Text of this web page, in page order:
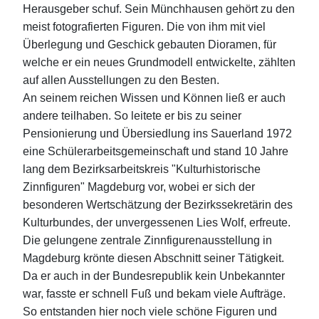
Herausgeber schuf. Sein Münchhausen gehört zu den
meist fotografierten Figuren. Die von ihm mit viel
Überlegung und Geschick gebauten Dioramen, für
welche er ein neues Grundmodell entwickelte, zählten
auf allen Ausstellungen zu den Besten.
An seinem reichen Wissen und Können ließ er auch
andere teilhaben. So leitete er bis zu seiner
Pensionierung und Übersiedlung ins Sauerland 1972
eine Schülerarbeitsgemeinschaft und stand 10 Jahre
lang dem Bezirksarbeitskreis "Kulturhistorische
Zinnfiguren" Magdeburg vor, wobei er sich der
besonderen Wertschätzung der Bezirkssekretärin des
Kulturbundes, der unvergessenen Lies Wolf, erfreute.
Die gelungene zentrale Zinnfigurenausstellung in
Magdeburg krönte diesen Abschnitt seiner Tätigkeit.
Da er auch in der Bundesrepublik kein Unbekannter
war, fasste er schnell Fuß und bekam viele Aufträge.
So entstanden hier noch viele schöne Figuren und